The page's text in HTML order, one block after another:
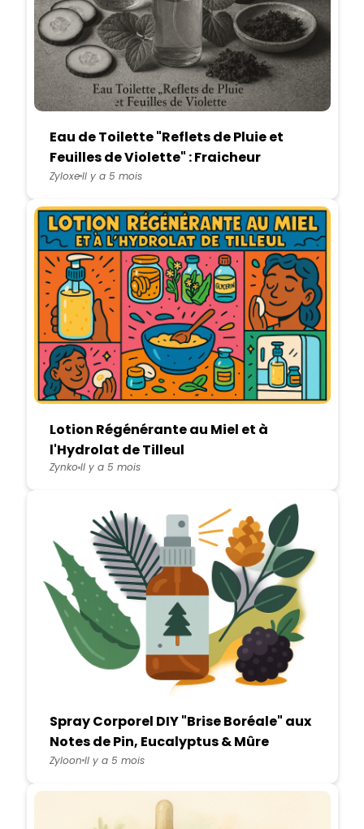
Eau de Toilette "Reflets de Pluie et
Feuilles de Violette" : Fraicheur
Naturelle DIY
ZyloxeIl y a 5 mois
Lotion Régénérante au Miel et à
l'Hydrolat de Tilleul
ZynkoIl y a 5 mois
Spray Corporel DIY "Brise Boréale" aux
Notes de Pin, Eucalyptus & Mûre
Sauvage
Zyloon Il y a 5 mois